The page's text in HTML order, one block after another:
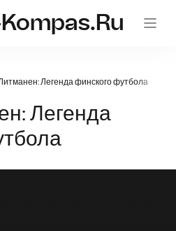
Легенда финского футбола
Легенда